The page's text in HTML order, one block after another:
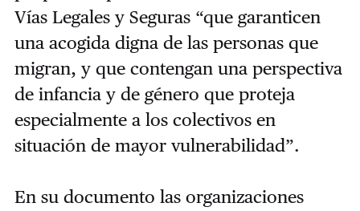
Vías Legales y Seguras “que garanticen
una acogida digna de las personas que
migran, y que contengan una perspectiva
de infancia y de género que proteja
especialmente a los colectivos en
situación de mayor vulnerabilidad”.
En su documento las organizaciones